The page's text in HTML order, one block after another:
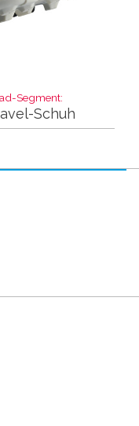
Segment:
Schuh